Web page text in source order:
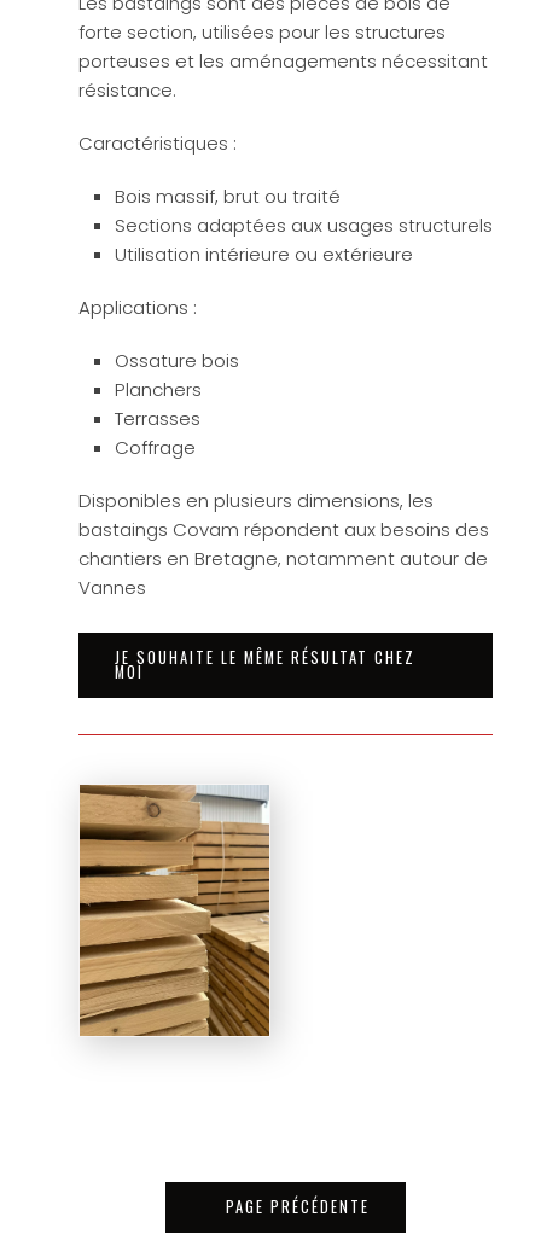
forte section, utilisées pour les structures
porteuses et les aménagements nécessitant
résistance.
Caractéristiques :
Bois massif, brut ou traité
Sections adaptées aux usages structurels
Utilisation intérieure ou extérieure
Applications :
Ossature bois
Planchers
Terrasses
Coffrage
Disponibles en plusieurs dimensions, les
bastaings Covam répondent aux besoins des
chantiers en Bretagne, notamment autour de
Vannes
JE SOUHAITE LE MÊME RÉSULTAT CHEZ
MOI
PAGE PRÉCÉDENTE